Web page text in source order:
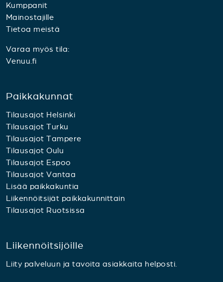
Kumppanit
Mainostajille
Tietoa meistä
Varaa myös tila:
Venuu.fi
Paikkakunnat
Tilausajot Helsinki
Tilausajot Turku
Tilausajot Tampere
Tilausajot Oulu
Tilausajot Espoo
Tilausajot Vantaa
Lisää paikkakuntia
Liikennöitsijät paikkakunnittain
Tilausajot Ruotsissa
Liikennöitsijöille
Liity palveluun ja tavoita asiakkaita helposti.